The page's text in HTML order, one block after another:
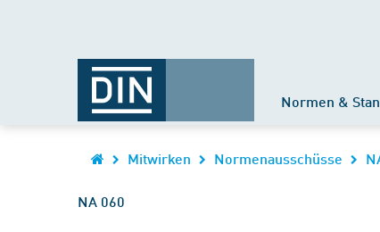
Normen &
Mitwirken Normenausschüsse
NA 060